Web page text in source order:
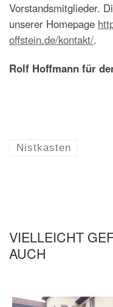
Vorstandsmitglieder.
unserer Homepage
offstein.de/kontakt/.
Rolf Hoffmann für
Nistkasten
VIELLEICHT
AUCH